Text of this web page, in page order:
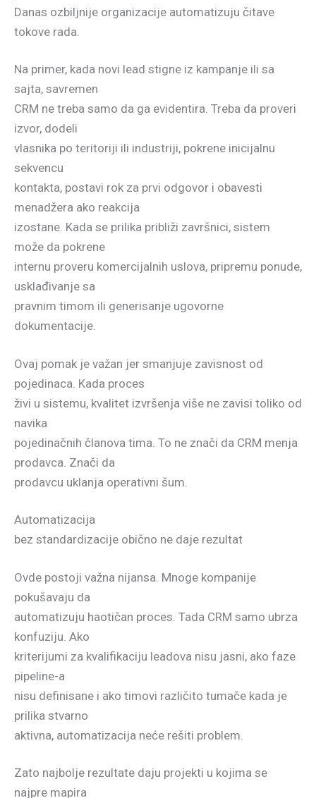
Danas ozbiljnije organizacije automatizuju čitave
tokove rada.
Na primer, kada novi lead stigne iz kampanje ili sa
sajta, savremen
CRM ne treba samo da ga evidentira. Treba da proveri
izvor, dodeli
vlasnika po teritoriji ili industriji, pokrene inicijalnu
sekvencu
kontakta, postavi rok za prvi odgovor i obavesti
menadžera ako reakcija
izostane. Kada se prilika približi završnici, sistem
može da pokrene
internu proveru komercijalnih uslova, pripremu ponude,
usklađivanje sa
pravnim timom ili generisanje ugovorne
dokumentacije.
Ovaj pomak je važan jer smanjuje zavisnost od
pojedinaca. Kada proces
živi u sistemu, kvalitet izvršenja više ne zavisi toliko od
navika
pojedinačnih članova tima. To ne znači da CRM menja
prodavca. Znači da
prodavcu uklanja operativni šum.
Automatizacija
bez standardizacije obično ne daje rezultat
Ovde postoji važna nijansa. Mnoge kompanije
pokušavaju da
automatizuju haotičan proces. Tada CRM samo ubrza
konfuziju. Ako
kriterijumi za kvalifikaciju leadova nisu jasni, ako faze
pipeline-a
nisu definisane i ako timovi različito tumače kada je
prilika stvarno
aktivna, automatizacija neće rešiti problem.
Zato najbolje rezultate daju projekti u kojima se
najpre mapira